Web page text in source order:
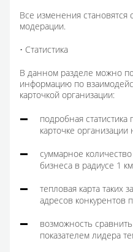
Все изменения
модерации.
• Статистика
В данном разделе можно
информацию по
карточкой организации:
подробная статистика
карточке организации
суммарное
бизнеса в радиусе 1
тепловая карта таких
адресов конкурентов
возможность
показателем лидера